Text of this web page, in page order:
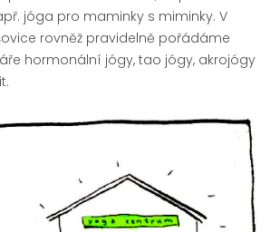
jóga pro maminky s miminky. V
rovněž pravidelně pořádáme
hormonální jógy, tao jógy, akrojógy